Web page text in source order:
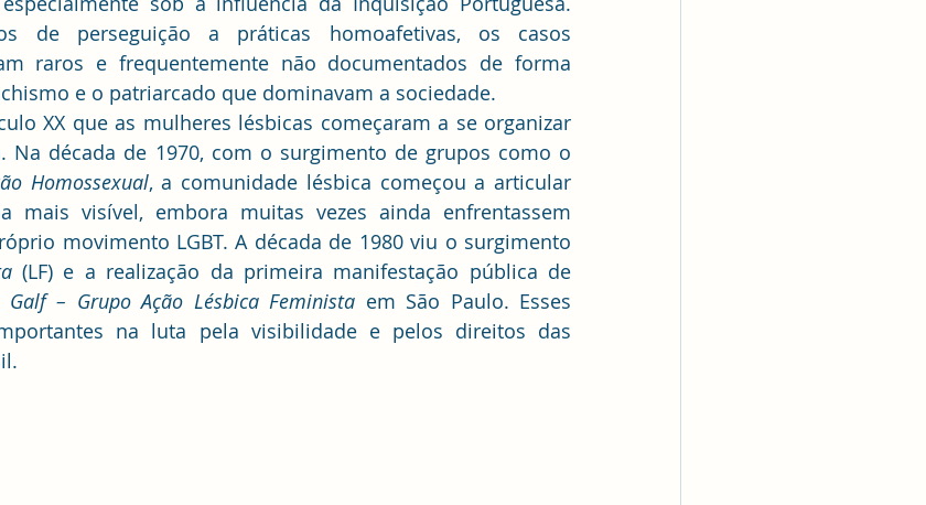
de perseguição a práticas homoafetivas, os casos
raros e frequentemente não documentados de forma
e o patriarcado que dominavam a sociedade.
XX que as mulheres lésbicas começaram a se organizar
Homossexual, a comunidade lésbica começou a articular
mais visível, embora muitas vezes ainda enfrentassem
movimento LGBT. A década de 1980 viu o surgimento
(LF) e a realização da primeira manifestação pública de
Galf – Grupo Ação Lésbica Feminista em São Paulo. Esses
na luta pela visibilidade e pelos direitos das